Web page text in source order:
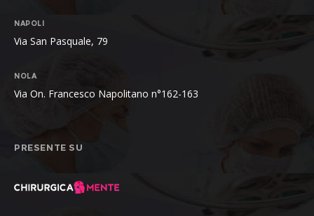
NAPOLI
Via San Pasquale, 79
NOLA
Via On. Francesco Napolitano n°162-163
PRESENTE SU